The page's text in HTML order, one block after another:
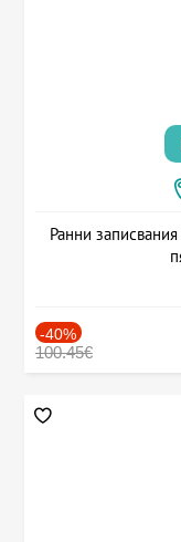
Ранни
-40%
100.45€